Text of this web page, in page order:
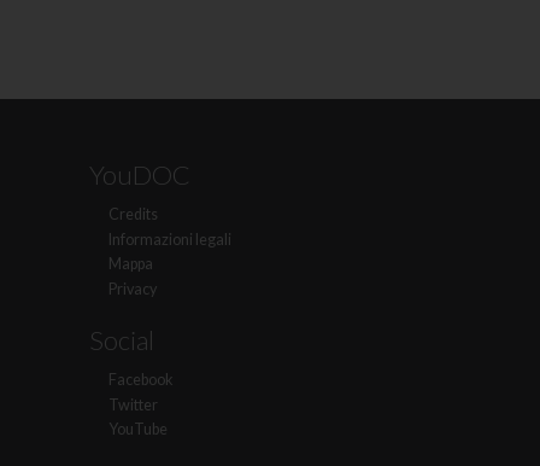
YouDOC
Credits
Informazioni legali
Mappa
Privacy
Social
Facebook
Twitter
YouTube